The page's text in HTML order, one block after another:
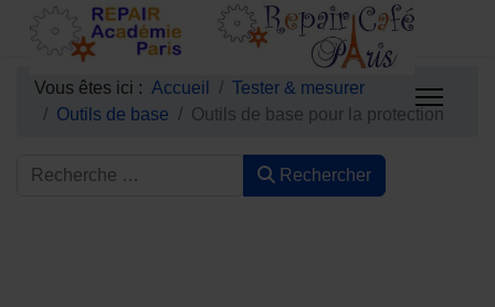
Vous êtes ici : Accueil
Tester & mesurer
Outils de base
Outils de base pour la protection
Rechercher